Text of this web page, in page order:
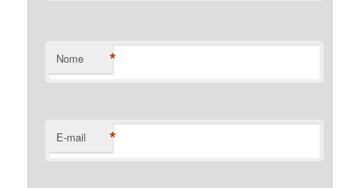
Nome *
E-mail *